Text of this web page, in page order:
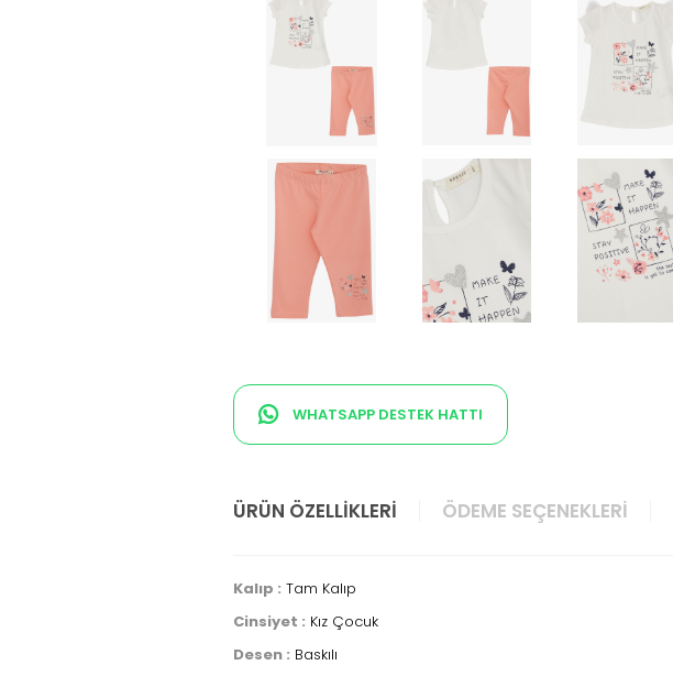
WHATSAPP DESTEK HATTI
ÜRÜN ÖZELLIKLERI ÖDEME SEÇENEKLERI
Kalıp : Tam Kalıp
Cinsiyet : Kız Çocuk
Desen : Baskılı